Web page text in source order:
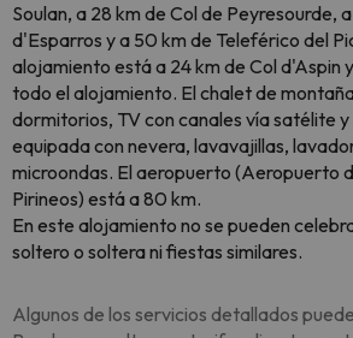
Soulan, a 28 km de Col de Peyresourde,
d'Esparros y a 50 km de Teleférico del
alojamiento está a 24 km de Col d'Aspin
todo el alojamiento. El chalet de
dormitorios, TV con canales vía satélite
equipada con nevera, lavavajillas,
microondas. El aeropuerto (Aeropuerto
Pirineos) está a 80 km.
En este alojamiento no se pueden
soltero o soltera ni fiestas similares.
Algunos de los servicios detallados